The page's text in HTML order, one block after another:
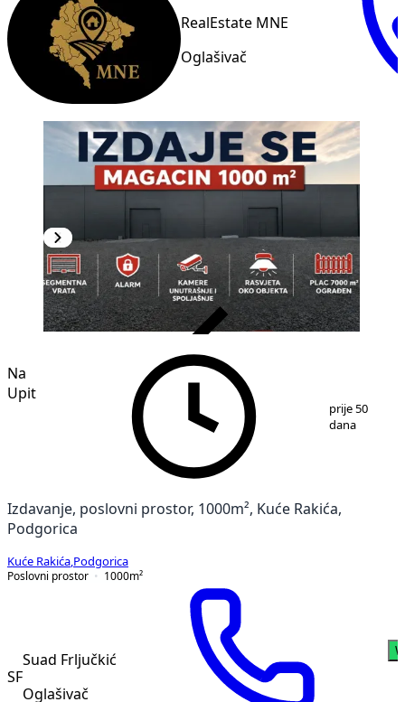
RealEstate MNE
Oglašivač
1 5
Na
Upit
prije 50
dana
Izdavanje, poslovni prostor, 1000m², Kuće Rakića,
Podgorica
Kuće Rakića Podgorica
Poslovni prostor
1000m²
SF
Suad Frljučkić
Oglašivač